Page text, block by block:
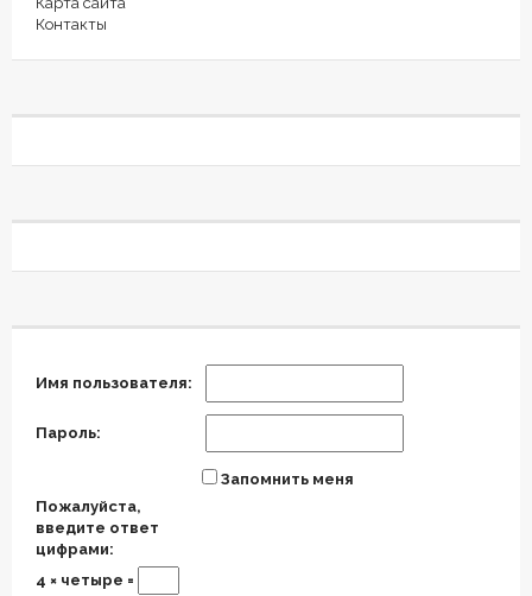
Контакты
Имя пользователя:
Пароль:
Запомнить меня
Пожалуйста,
введите ответ
цифрами:
4 × четыре =